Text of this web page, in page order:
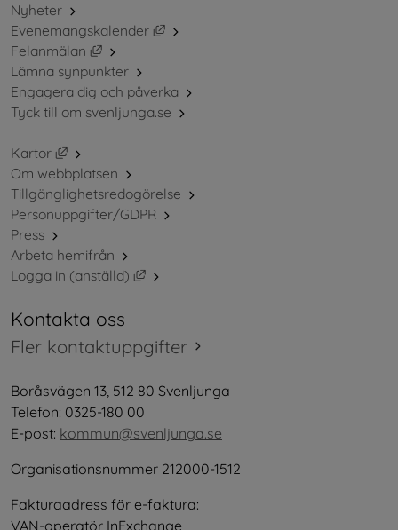
Nyheter
Evenemangskalender
Länk till annan webbplats, öppnas i
Felanmälan
Länk till annan webbplats, öppnas i nytt fönster.
Lämna synpunkter
Engagera dig och påverka
Tyck till om svenljunga.se
Kartor
Länk till annan webbplats, öppnas i nytt fönster.
Om webbplatsen
Tillgänglighetsredogörelse
Personuppgifter/GDPR
Press
Arbeta hemifrån
Logga in (anställd)
Länk till annan webbplats, öppnas i nytt
Kontakta oss
Fler kontaktuppgifter
Boråsvägen 13, 512 80 Svenljunga
Telefon: 0325-180 00
E-post: kommun@svenljunga.se
Organisationsnummer 212000-1512
Fakturaadress för e-faktura:
VAN-operatör InExchange